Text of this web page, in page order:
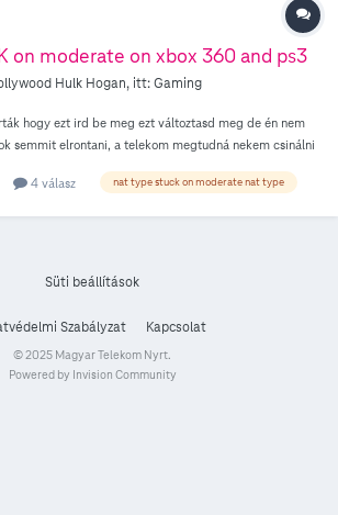
on moderate on xbox 360 and ps3
Hulk Hogan, itt:Gaming
hogy ezt ird be meg ezt változtasd meg de én nem
semmit elrontani, a telekom megtudná nekem csinálni
4 válasz nat type stuck on moderate nat type
Süti beállítások
Szabályzat Kapcsolat
© 2025 Magyar Telekom Nyrt.
Powered by Invision Community